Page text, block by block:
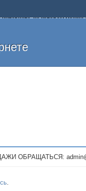
на котором
проект или сайт не
Создавайте новые
.